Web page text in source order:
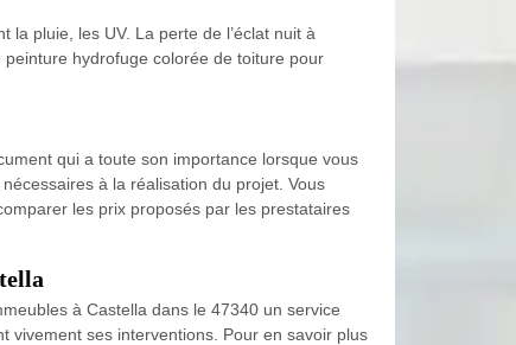
la pluie, les UV. La perte de l’éclat nuit à
peinture hydrofuge colorée de toiture pour
qui a toute son importance lorsque vous
à la réalisation du projet. Vous
les prix proposés par les prestataires
à Castella dans le 47340 un service
vivement ses interventions. Pour en savoir plus